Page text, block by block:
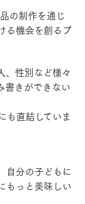
の制作を通じ
る機会を創るプ
、性別など様々
書きができない
も直結していま
自分の子どもに
もっと美味しい